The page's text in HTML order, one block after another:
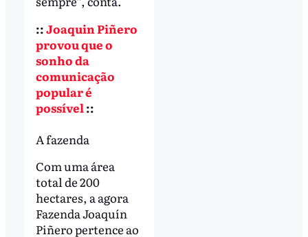
::Joaquin Piñero
provou que o
sonho da
comunicação
popular é
possível::
A fazenda
Com uma área
total de 200
hectares, a agora
Fazenda Joaquín
Piñero pertence ao